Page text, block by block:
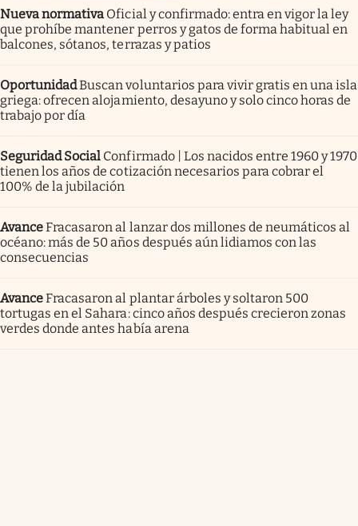
Nueva normativa Oficial y confirmado: entra en vigor la ley
que prohíbe mantener perros y gatos de forma habitual en
balcones, sótanos, terrazas y patios
OportunidadBuscan voluntarios para vivir gratis en una isla
griega: ofrecen alojamiento, desayuno y solo cinco horas de
trabajo por día
Seguridad Social Confirmado | Los nacidos entre 1960 y 1970
tienen los años de cotización necesarios para cobrar el
100% de la jubilación
AvanceFracasaron al lanzar dos millones de neumáticos al
océano: más de 50 años después aún lidiamos con las
consecuencias
AvanceFracasaron al plantar árboles y soltaron 500
tortugas en el Sahara: cinco años después crecieron zonas
verdes donde antes había arena